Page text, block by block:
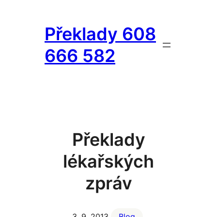
obsahPřeklady 608
666 582
Překlady
lékařských
zpráv